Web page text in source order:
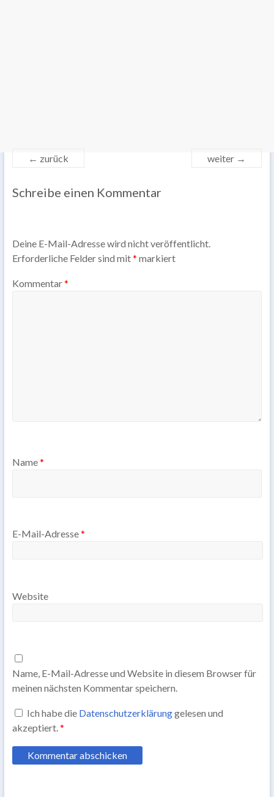
← zurück weiter →
Schreibe einen Kommentar
Deine E-Mail-Adresse wird nicht veröffentlicht.
Erforderliche Felder sind mit* markiert
Kommentar*
Name*
E-Mail-Adresse*
Website
Name, E-Mail-Adresse und Website in diesem Browser für
meinen nächsten Kommentar speichern.
Ich habe die Datenschutzerklärunggelesen und
akzeptiert.*